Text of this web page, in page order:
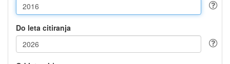
Do leta citiranja